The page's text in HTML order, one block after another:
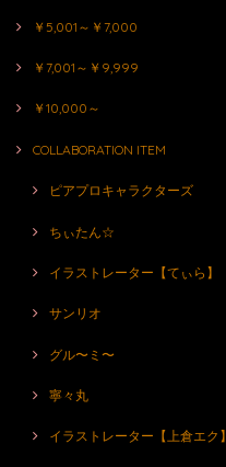
￥5,001～￥7,000
￥7,001～￥9,999
￥10,000～
COLLABORATION ITEM
ピアプロキャラクターズ
ちぃたん☆
イラストレーター【てぃら】
サンリオ
グル〜ミ〜
寧々丸
イラストレーター【上倉エク】